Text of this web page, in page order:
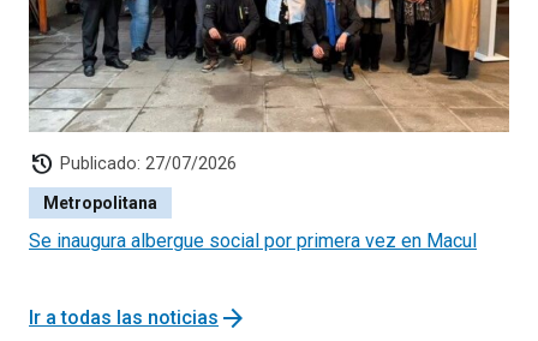
history Publicado: 27/07/2026
Metropolitana
Se inaugura albergue social por primera vez en Macul
Ir a todas las noticias arrow_forward